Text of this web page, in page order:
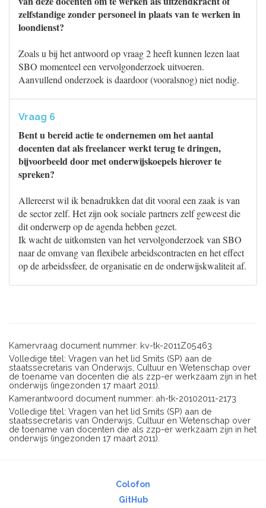
zelfstandige zonder personeel in plaats van te werken in
loondienst?
Zoals u bij het antwoord op vraag 2 heeft kunnen lezen laat
SBO momenteel een vervolgonderzoek uitvoeren.
Aanvullend onderzoek is daardoor (vooralsnog) niet nodig.
Vraag 6
Bent u bereid actie te ondernemen om het aantal
docenten dat als freelancer werkt terug te dringen,
bijvoorbeeld door met onderwijskoepels hierover te
spreken?
Allereerst wil ik benadrukken dat dit vooral een zaak is van
de sector zelf. Het zijn ook sociale partners zelf geweest die
dit onderwerp op de agenda hebben gezet.
Ik wacht de uitkomsten van het vervolgonderzoek van SBO
naar de omvang van flexibele arbeidscontracten en het effect
op de arbeidssfeer, de organisatie en de onderwijskwaliteit af.
Kamervraag document nummer: kv-tk-2011Z05463
Volledige titel: Vragen van het lid Smits (SP) aan de
staatssecretaris van Onderwijs, Cultuur en Wetenschap over
de toename van docenten die als zzp-er werkzaam zijn in het
onderwijs (ingezonden 17 maart 2011).
Kamerantwoord document nummer: ah-tk-20102011-2173
Volledige titel: Vragen van het lid Smits (SP) aan de
staatssecretaris van Onderwijs, Cultuur en Wetenschap over
de toename van docenten die als zzp-er werkzaam zijn in het
onderwijs (ingezonden 17 maart 2011).
Colofon
GitHub